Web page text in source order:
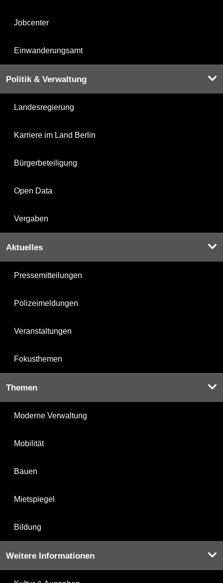
Jobcenter
Einwanderungsamt
Politik & Verwaltung
Landesregierung
Karriere im Land Berlin
Bürgerbeteiligung
Open Data
Vergaben
Aktuelles
Pressemitteilungen
Polizeimeldungen
Veranstaltungen
Fokusthemen
Themen
Moderne Verwaltung
Mobilität
Bauen
Mietspiegel
Bildung
Weitere Informationen